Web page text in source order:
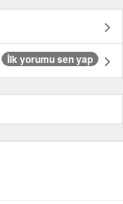
İlk yorumu sen yap